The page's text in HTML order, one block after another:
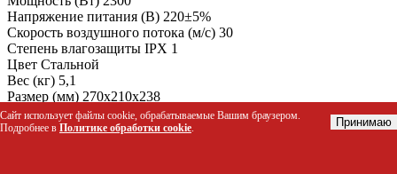
Напряжение питания (В) 220±5%
Скорость воздушного потока (м/с) 30
Степень влагозащиты IPX 1
Цвет Стальной
Вес (кг) 5,1
Размер (мм) 270x210x238
Цвет
Сайт использует файлы cookie, обрабатываемые Вашим браузером.
Подробнее в Политике обработки cookie. Принимаю